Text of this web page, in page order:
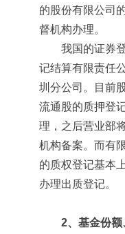
的股份有限公司
督机构办理。
我国的证券登
记结算有限责任
圳分公司。目前
流通股的质押登
理，之后营业部
机构备案。而有
的质权登记基本
办理出质登记。
2、基金份额